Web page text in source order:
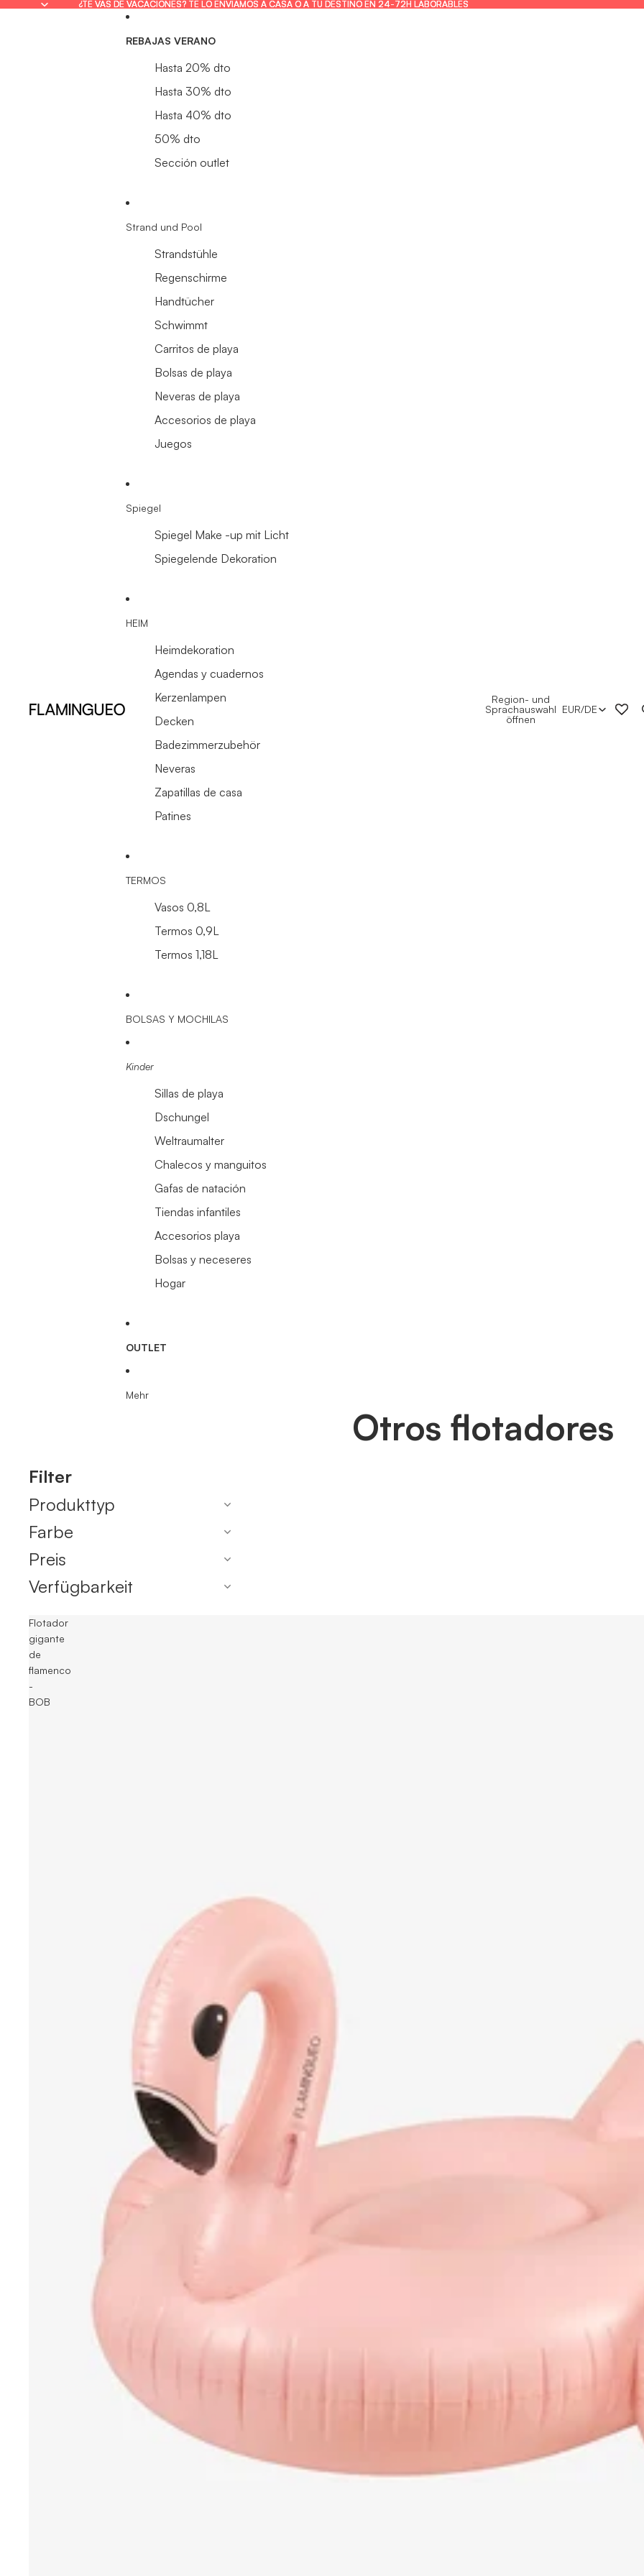
¿TE VAS DE VACACIONES? TE LO ENVIAMOS A CASA O A TU DESTINO EN 24-72H LABORABLES
¿TE VAS DE VACACIONES? TE LO ENVIAMOS A CASA O A TU DESTINO EN 24-72H LABORABLES
REBAJAS VERANO
Hasta 20% dto
Hasta 30% dto
Hasta 40% dto
50% dto
Sección outlet
Strand und Pool
Strandstühle
Regenschirme
Handtücher
Schwimmt
Carritos de playa
Bolsas de playa
Neveras de playa
Accesorios de playa
Juegos
Spiegel
Spiegel Make -up mit Licht
Spiegelende Dekoration
HEIM
Heimdekoration
Agendas y cuadernos
Kerzenlampen
Decken
Badezimmerzubehör
Neveras
Zapatillas de casa
Patines
TERMOS
Vasos 0,8L
Termos 0,9L
Termos 1,18L
BOLSAS Y MOCHILAS
Kinder
Sillas de playa
Dschungel
Weltraumalter
Chalecos y manguitos
Gafas de natación
Tiendas infantiles
Accesorios playa
Bolsas y neceseres
Hogar
OUTLET
Mehr
Region- und
Sprachauswahl
öffnen
EUR/DE
Otros flotadores
Filter
Produkttyp
Farbe
Preis
Verfügbarkeit
Flotador
gigante
de
flamenco
-
BOB